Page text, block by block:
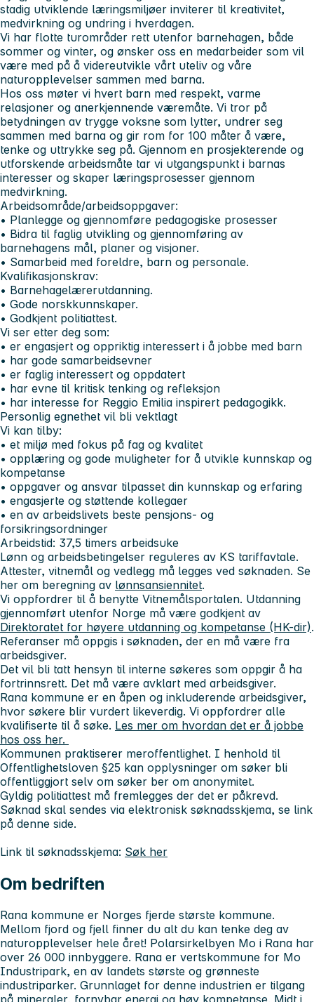
stadig utviklende læringsmiljøer inviterer til kreativitet,
medvirkning og undring i hverdagen.
Vi har flotte turområder rett utenfor barnehagen, både
sommer og vinter, og ønsker oss en medarbeider som vil
være med på å videreutvikle vårt uteliv og våre
naturopplevelser sammen med barna.
Hos oss møter vi hvert barn med respekt, varme
relasjoner og anerkjennende væremåte. Vi tror på
betydningen av trygge voksne som lytter, undrer seg
sammen med barna og gir rom for 100 måter å være,
tenke og uttrykke seg på. Gjennom en prosjekterende og
utforskende arbeidsmåte tar vi utgangspunkt i barnas
interesser og skaper læringsprosesser gjennom
medvirkning.
Arbeidsområde/arbeidsoppgaver:
• Planlegge og gjennomføre pedagogiske prosesser
• Bidra til faglig utvikling og gjennomføring av
barnehagens mål, planer og visjoner.
• Samarbeid med foreldre, barn og personale.
Kvalifikasjonskrav:
• Barnehagelærerutdanning.
• Gode norskkunnskaper.
• Godkjent politiattest.
Vi ser etter deg som:
• er engasjert og oppriktig interessert i å jobbe med barn
• har gode samarbeidsevner
• er faglig interessert og oppdatert
• har evne til kritisk tenking og refleksjon
• har interesse for Reggio Emilia inspirert pedagogikk.
Personlig egnethet vil bli vektlagt
Vi kan tilby:
• et miljø med fokus på fag og kvalitet
• opplæring og gode muligheter for å utvikle kunnskap og
kompetanse
• oppgaver og ansvar tilpasset din kunnskap og erfaring
• engasjerte og støttende kollegaer
• en av arbeidslivets beste pensjons- og
forsikringsordninger
Arbeidstid: 37,5 timers arbeidsuke
Lønn og arbeidsbetingelser reguleres av KS tariffavtale.
Attester, vitnemål og vedlegg må legges ved søknaden. Se
her om beregning av lønnsansiennitet.
Vi oppfordrer til å benytte Vitnemålsportalen. Utdanning
gjennomført utenfor Norge må være godkjent av
Direktoratet for høyere utdanning og kompetanse (HK-dir).
Referanser må oppgis i søknaden, der en må være fra
arbeidsgiver.
Det vil bli tatt hensyn til interne søkeres som oppgir å ha
fortrinnsrett. Det må være avklart med arbeidsgiver.
Rana kommune er en åpen og inkluderende arbeidsgiver,
hvor søkere blir vurdert likeverdig. Vi oppfordrer alle
kvalifiserte til å søke. Les mer om hvordan det er å jobbe
hos oss her.
Kommunen praktiserer meroffentlighet. I henhold til
Offentlighetsloven §25 kan opplysninger om søker bli
offentliggjort selv om søker ber om anonymitet.
Gyldig politiattest må fremlegges der det er påkrevd.
Søknad skal sendes via elektronisk søknadsskjema, se link
på denne side.
Link til søknadsskjema: Søk her
Om bedriften
Rana kommune er Norges fjerde største kommune.
Mellom fjord og fjell finner du alt du kan tenke deg av
naturopplevelser hele året! Polarsirkelbyen Mo i Rana har
over 26 000 innbyggere. Rana er vertskommune for Mo
Industripark, en av landets største og grønneste
industriparker. Grunnlaget for denne industrien er tilgang
på mineraler, fornybar energi og høy kompetanse. Midt i